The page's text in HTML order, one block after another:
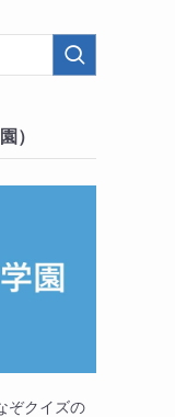
）
ぞクイズの